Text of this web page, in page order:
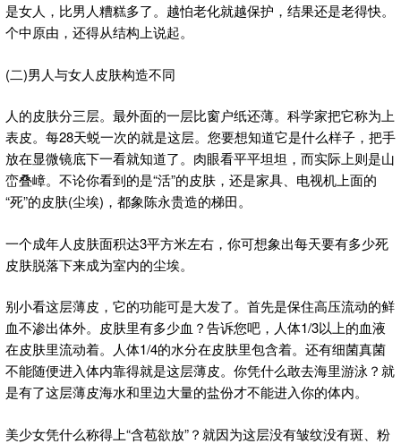
是女人，比男人糟糕多了。越怕老化就越保护，结果还是老得快。
个中原由，还得从结构上说起。
(二)男人与女人皮肤构造不同
人的皮肤分三层。最外面的一层比窗户纸还薄。科学家把它称为上
表皮。每28天蜕一次的就是这层。您要想知道它是什么样子，把手
放在显微镜底下一看就知道了。肉眼看平平坦坦，而实际上则是山
峦叠嶂。不论你看到的是“活”的皮肤，还是家具、电视机上面的
“死”的皮肤(尘埃)，都象陈永贵造的梯田。
一个成年人皮肤面积达3平方米左右，你可想象出每天要有多少死
皮肤脱落下来成为室内的尘埃。
别小看这层薄皮，它的功能可是大发了。首先是保住高压流动的鲜
血不渗出体外。皮肤里有多少血？告诉您吧，人体1/3以上的血液
在皮肤里流动着。人体1/4的水分在皮肤里包含着。还有细菌真菌
不能随便进入体内靠得就是这层薄皮。你凭什么敢去海里游泳？就
是有了这层薄皮海水和里边大量的盐份才不能进入你的体内。
美少女凭什么称得上“含苞欲放”？就因为这层没有皱纹没有斑、粉